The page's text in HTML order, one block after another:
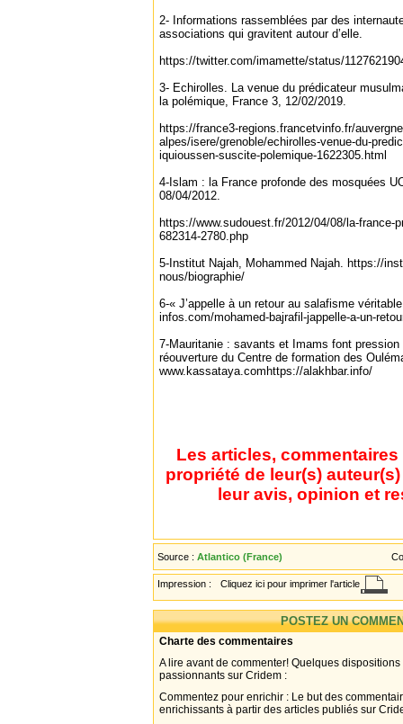
2- Informations rassemblées par des
associations qui gravitent autour d’elle.
https://twitter.com/imamette/status/
3- Echirolles. La venue du prédicateur
la polémique, France 3, 12/02/2019.
https://france3-regions.francetvinfo.fr/
alpes/isere/grenoble/echirolles-venue-du-
iquioussen-suscite-polemique-1622305.html
4-Islam : la France profonde des mosquées
08/04/2012.
https://www.sudouest.fr/2012/04/08/la-france-
682314-2780.php
5-Institut Najah, Mohammed Najah. https://
nous/biographie/
6-« J’appelle à un retour au salafisme
infos.com/mohamed-bajrafil-jappelle-a-un-
7-Mauritanie : savants et Imams font
réouverture du Centre de formation des
www.kassataya.comhttps://alakhbar.info/
Les articles,
propriété de leur(s)
leur avis, opinion et
Source : Atlantico (France)
Impression : Cliquez ici pour imprimer l'article
POSTEZ UN
Charte des commentaires
A lire avant de commenter! Quelques
passionnants sur Cridem :
Commentez pour enrichir : Le but des
enrichissants à partir des articles publiés sur